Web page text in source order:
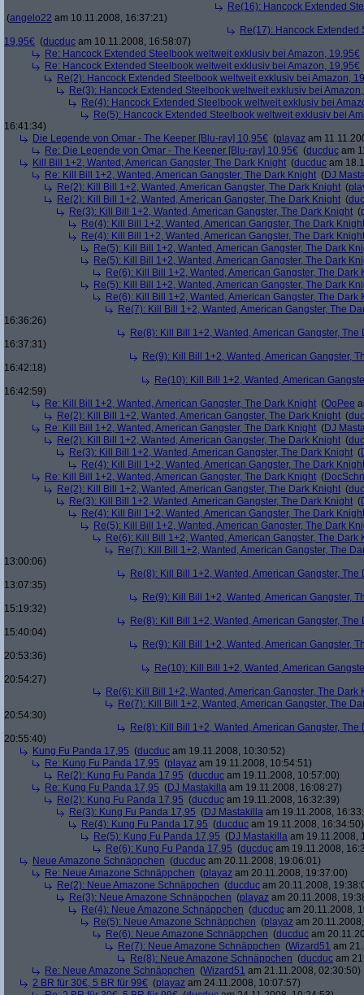
Re(16): Hancock Extended
(angelo22 am 10.11.2008, 16:37:21)
Re(17): Hancock
19,95€ (ducduc am 10.11.2008, 16:58:07)
Re: Hancock Extended Steelbook weltweit exklusiv bei Amazon, 19,95€
Re: Hancock Extended Steelbook weltweit exklusiv bei Amazon, 19,95€
Re(2): Hancock Extended Steelbook weltweit exklusiv bei Amazon,
Re(3): Hancock Extended Steelbook weltweit exklusiv bei
Re(4): Hancock Extended Steelbook weltweit exklusiv bei
Re(5): Hancock Extended Steelbook weltweit exklusiv bei
16:41:34)
Die Legende von Omar - The Keeper [Blu-ray] 10,95€ (playaz am
Re: Die Legende von Omar - The Keeper [Blu-ray] 10,95€ (ducduc am
Kill Bill 1+2, Wanted, American Gangster, The Dark Knight (ducduc am
Re: Kill Bill 1+2, Wanted, American Gangster, The Dark Knight (DJ
Re(2): Kill Bill 1+2, Wanted, American Gangster, The Dark Knight (
Re(2): Kill Bill 1+2, Wanted, American Gangster, The Dark Knight (
Re(3): Kill Bill 1+2, Wanted, American Gangster, The Dark Knight (
Re(4): Kill Bill 1+2, Wanted, American Gangster, The Dark Knight
Re(4): Kill Bill 1+2, Wanted, American Gangster, The Dark Knight
Re(5): Kill Bill 1+2, Wanted, American Gangster, The Dark
Re(5): Kill Bill 1+2, Wanted, American Gangster, The Dark
Re(6): Kill Bill 1+2, Wanted, American Gangster, The Dark
Re(5): Kill Bill 1+2, Wanted, American Gangster, The Dark
Re(6): Kill Bill 1+2, Wanted, American Gangster, The Dark
Re(7): Kill Bill 1+2, Wanted, American Gangster, The
16:36:26)
Re(8): Kill Bill 1+2, Wanted, American Gangster, The
16:37:31)
Re(9): Kill Bill 1+2, Wanted, American Gangster,
16:42:18)
Re(10): Kill Bill 1+2, Wanted, American
16:42:59)
Re: Kill Bill 1+2, Wanted, American Gangster, The Dark Knight (OoPee
Re(2): Kill Bill 1+2, Wanted, American Gangster, The Dark Knight (
Re: Kill Bill 1+2, Wanted, American Gangster, The Dark Knight (DJ
Re(2): Kill Bill 1+2, Wanted, American Gangster, The Dark Knight (
Re(3): Kill Bill 1+2, Wanted, American Gangster, The Dark Knight (
Re(4): Kill Bill 1+2, Wanted, American Gangster, The Dark Knight
Re: Kill Bill 1+2, Wanted, American Gangster, The Dark Knight (
Re(2): Kill Bill 1+2, Wanted, American Gangster, The Dark Knight (
Re(3): Kill Bill 1+2, Wanted, American Gangster, The Dark Knight (
Re(4): Kill Bill 1+2, Wanted, American Gangster, The Dark Knight
Re(5): Kill Bill 1+2, Wanted, American Gangster, The Dark
Re(6): Kill Bill 1+2, Wanted, American Gangster, The Dark
Re(7): Kill Bill 1+2, Wanted, American Gangster, The
13:00:06)
Re(8): Kill Bill 1+2, Wanted, American Gangster, The
13:07:35)
Re(9): Kill Bill 1+2, Wanted, American Gangster,
15:19:32)
Re(8): Kill Bill 1+2, Wanted, American Gangster, The
15:40:04)
Re(9): Kill Bill 1+2, Wanted, American Gangster,
20:53:36)
Re(10): Kill Bill 1+2, Wanted, American
20:54:27)
Re(6): Kill Bill 1+2, Wanted, American Gangster, The Dark
Re(7): Kill Bill 1+2, Wanted, American Gangster, The
20:54:30)
Re(8): Kill Bill 1+2, Wanted, American Gangster, The
20:55:40)
Kung Fu Panda 17,95 (ducduc am 19.11.2008, 10:30:52)
Re: Kung Fu Panda 17,95 (playaz am 19.11.2008, 10:54:51)
Re(2): Kung Fu Panda 17,95 (ducduc am 19.11.2008, 10:57:00)
Re: Kung Fu Panda 17,95 (DJ Mastakilla am 19.11.2008, 16:08:27)
Re(2): Kung Fu Panda 17,95 (ducduc am 19.11.2008, 16:32:39)
Re(3): Kung Fu Panda 17,95 (DJ Mastakilla am 19.11.2008,
Re(4): Kung Fu Panda 17,95 (ducduc am 19.11.2008, 16:34:50)
Re(5): Kung Fu Panda 17,95 (DJ Mastakilla am 19.11.2008,
Re(6): Kung Fu Panda 17,95 (ducduc am 19.11.2008,
Neue Amazone Schnäppchen (ducduc am 20.11.2008, 19:06:01)
Re: Neue Amazone Schnäppchen (playaz am 20.11.2008, 19:37:00)
Re(2): Neue Amazone Schnäppchen (ducduc am 20.11.2008,
Re(3): Neue Amazone Schnäppchen (playaz am 20.11.2008,
Re(4): Neue Amazone Schnäppchen (ducduc am 20.11.2008,
Re(5): Neue Amazone Schnäppchen (playaz am
Re(6): Neue Amazone Schnäppchen (ducduc am
Re(7): Neue Amazone Schnäppchen (Wizard51 am
Re(8): Neue Amazone Schnäppchen (ducduc am
Re: Neue Amazone Schnäppchen (Wizard51 am 21.11.2008, 02:30:50)
2 BR für 30€, 5 BR für 99€ (playaz am 24.11.2008, 10:07:57)